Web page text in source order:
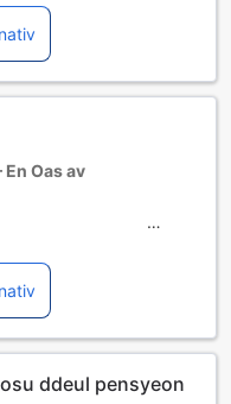
maskinöversatts.)
i mån av
tillhandahålls vid
för användning av
och spa. (Detta
innehåll har
måste kontakta hotellet
vuxna för beläggning.
다. - 아고다 판매 페이지
영장, 스파, 미온수 등 숙
생됩니다. 숙소마다 다를
액, 결제 방식은 반드시
, 관련 내용으로의 환불
되며 최대인원을 초과한
도 입실거부처리 될 수
고다 웹/앱 내 '숙소에 연
(아고다 고객센터: +82-
ㅁ 퇴실시간 :
야합니다.
Oas av
av stil och
Yeosu, Sydkorea.
och en
den ideala platsen
Med endast
en personlig och
ddeul pensyeon